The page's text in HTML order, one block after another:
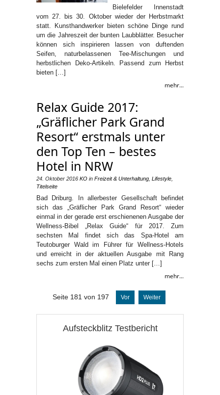
Bielefelder Innenstadt
vom 27. bis 30. Oktober wieder der Herbstmarkt
statt. Kunsthandwerker bieten schöne Dinge rund
um die Jahreszeit der bunten Laubblätter. Besucher
können sich inspirieren lassen von duftenden
Seifen, naturbelassenen Tee-Mischungen und
herbstlichen Deko-Artikeln. Passend zum Herbst
bieten […]
mehr...
Relax Guide 2017:
„Gräflicher Park Grand
Resort“ erstmals unter
den Top Ten – bestes
Hotel in NRW
24. Oktober 2016 KO in Freizeit & Unterhaltung Lifestyle
Titelseite
Bad Driburg. In allerbester Gesellschaft befindet
sich das „Gräflicher Park Grand Resort“ wieder
einmal in der gerade erst erschienenen Ausgabe der
Wellness-Bibel „Relax Guide“ für 2017. Zum
sechsten Mal findet sich das Spa-Hotel am
Teutoburger Wald im Führer für Wellness-Hotels
und erreicht in der aktuellen Ausgabe mit Rang
sechs zum ersten Mal einen Platz unter […]
mehr...
Seite 181 von 197 Vor Weiter
Aufsteckblitz Testbericht